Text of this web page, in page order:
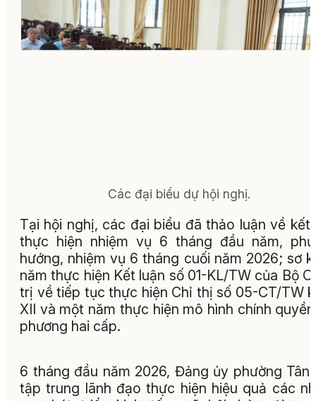
Các đại biểu dự hội nghị.
Tại hội nghị, các đại biểu đã thảo luận về kết
thực hiện nhiệm vụ 6 tháng đầu năm,
hướng, nhiệm vụ 6 tháng cuối năm 2026; sơ
năm thực hiện Kết luận số 01-KL/TW của Bộ
trị về tiếp tục thực hiện Chỉ thị số 05-CT/TW
XII và một năm thực hiện mô hình chính
phương hai cấp.
6 tháng đầu năm 2026, Đảng ủy phường Tân
tập trung lãnh đạo thực hiện hiệu quả các